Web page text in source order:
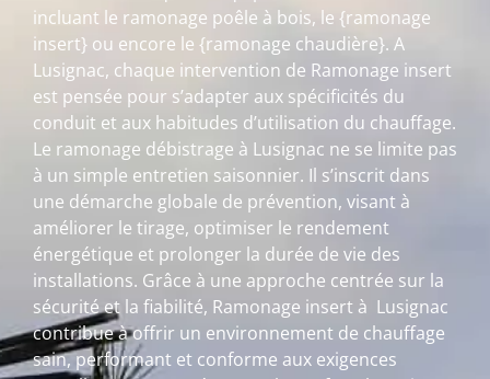
incluant le ramonage poêle à bois, le {ramonage
insert} ou encore le {ramonage chaudière}. A
Lusignac, chaque intervention de Ramonage insert
est pensée pour s’adapter aux spécificités du
conduit et aux habitudes d’utilisation du chauffage.
Le ramonage débistrage à Lusignac ne se limite pas
à un simple entretien saisonnier. Il s’inscrit dans
une démarche globale de prévention, visant à
améliorer le tirage, optimiser le rendement
énergétique et prolonger la durée de vie des
installations. Grâce à une approche centrée sur la
sécurité et la fiabilité, Ramonage insert à Lusignac
contribue à offrir un environnement de chauffage
sain, performant et conforme aux exigences